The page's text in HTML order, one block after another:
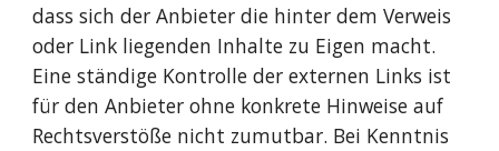
dass sich der Anbieter die hinter dem Verweis
oder Link liegenden Inhalte zu Eigen macht.
Eine ständige Kontrolle der externen Links ist
für den Anbieter ohne konkrete Hinweise auf
Rechtsverstöße nicht zumutbar. Bei Kenntnis